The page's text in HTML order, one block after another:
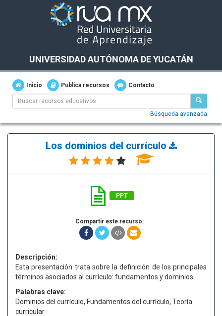
UNIVERSIDAD AUTÓNOMA DE YUCATÁN
Inicio Publica recursos Contacto
Búsqueda avanzada
Los dominios del currículo
PPT
Compartir este recurso:
Descripción:
Esta presentación trata sobre la definición de los principales
términos asociados al currículo: fundamentos y dominios.
Palabras clave:
Dominios del currículo, Fundamentos del currículo, Teoría
curricular